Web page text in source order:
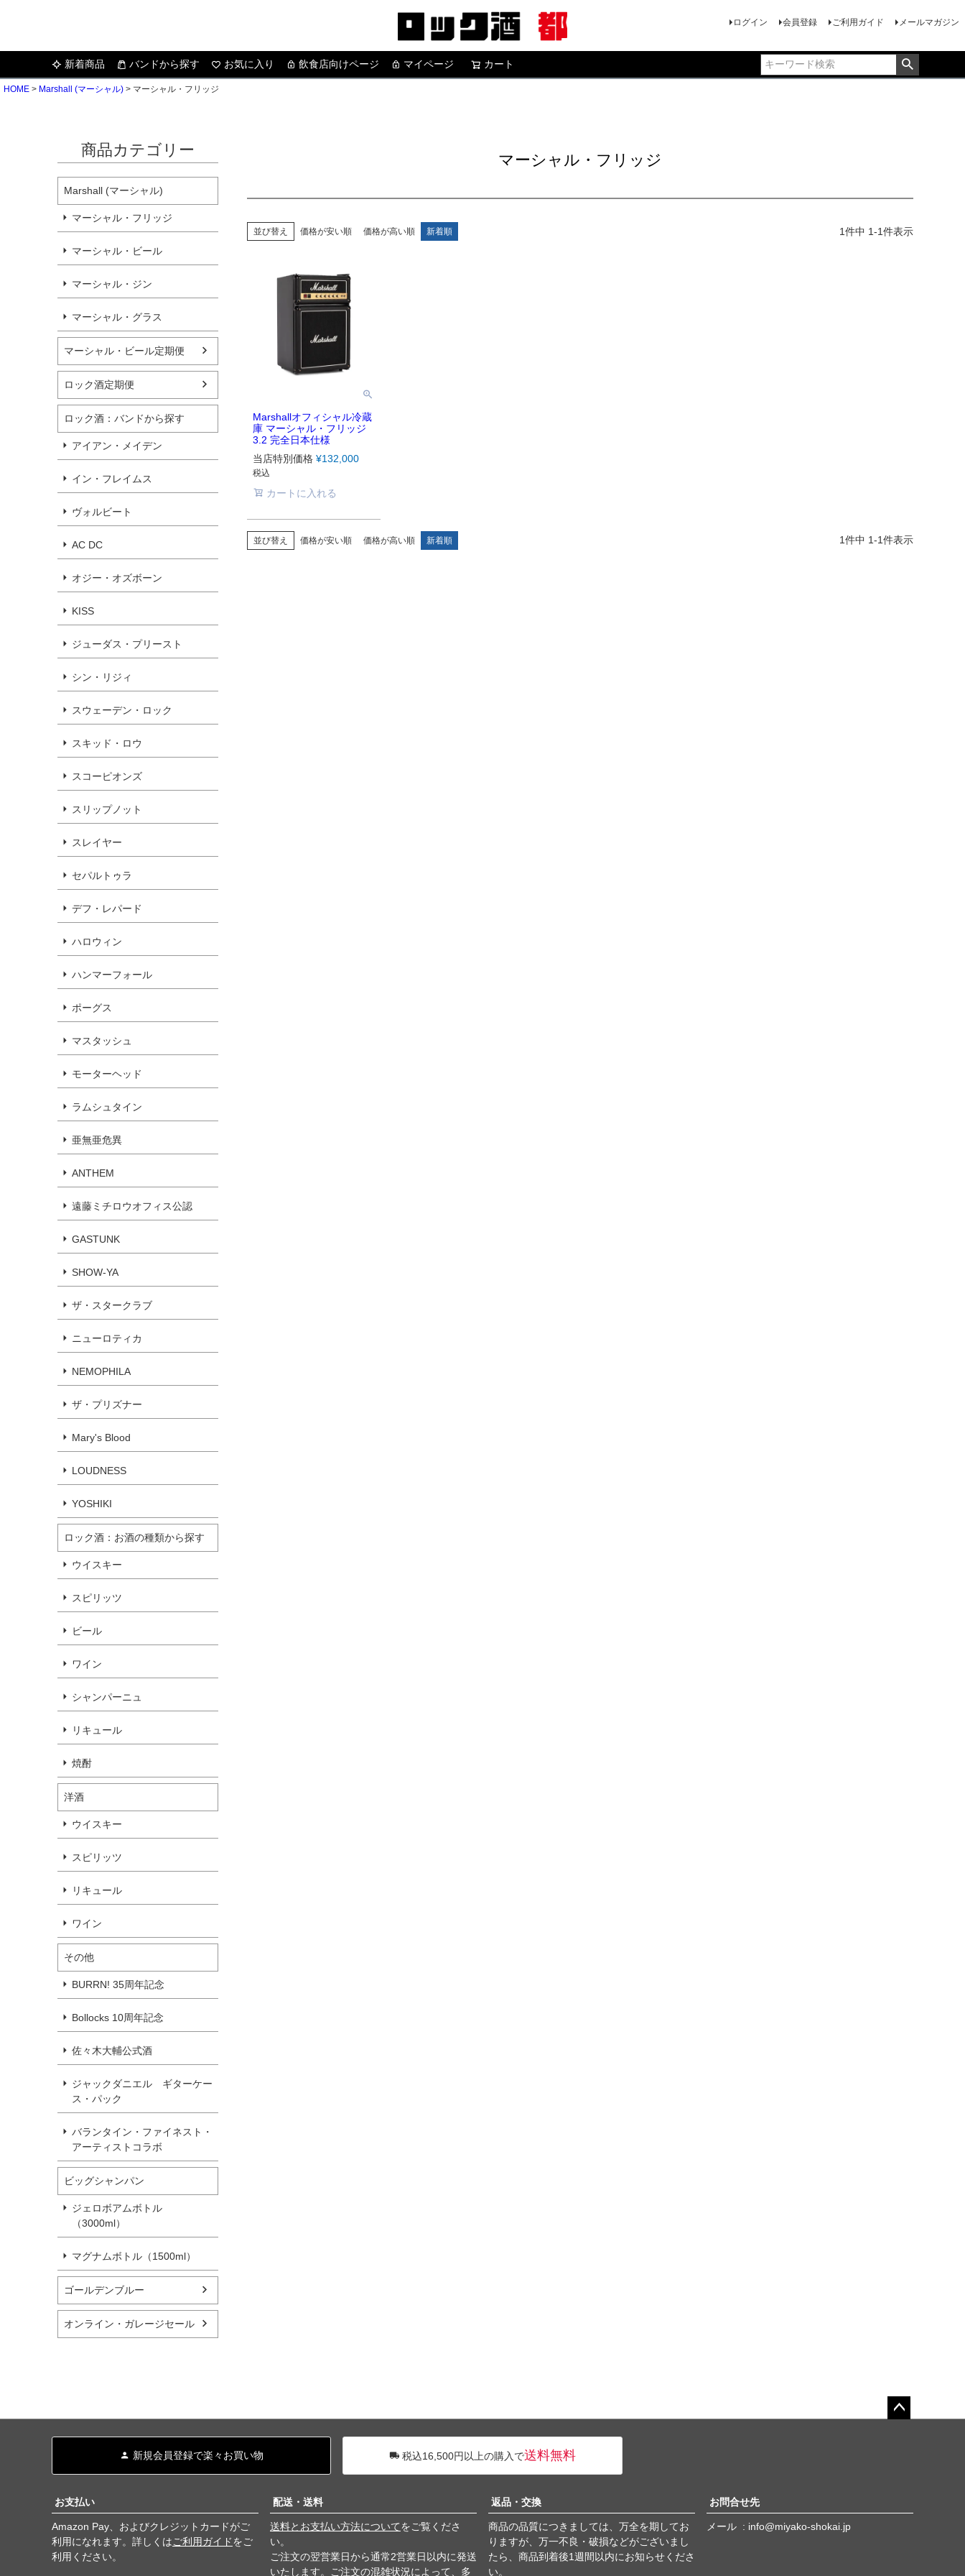
ログイン 会員登録 ご利用ガイド メールマガジン
新着商品 バンドから探す お気に入り 飲食店向けページ マイページ カート
HOME Marshall (マーシャル) マーシャル・フリッジ
商品カテゴリー
Marshall (マーシャル)
マーシャル・フリッジ
マーシャル・ビール
マーシャル・ジン
マーシャル・グラス
マーシャル・ビール定期便
ロック酒定期便
ロック酒：バンドから探す
アイアン・メイデン
イン・フレイムス
ヴォルビート
AC DC
オジー・オズボーン
KISS
ジューダス・プリースト
シン・リジィ
スウェーデン・ロック
スキッド・ロウ
スコーピオンズ
スリップノット
スレイヤー
セパルトゥラ
デフ・レパード
ハロウィン
ハンマーフォール
ポーグス
マスタッシュ
モーターヘッド
ラムシュタイン
亜無亜危異
ANTHEM
遠藤ミチロウオフィス公認
GASTUNK
SHOW-YA
ザ・スタークラブ
ニューロティカ
NEMOPHILA
ザ・プリズナー
Mary's Blood
LOUDNESS
YOSHIKI
ロック酒：お酒の種類から探す
ウイスキー
スピリッツ
ビール
ワイン
シャンパーニュ
リキュール
焼酎
洋酒
ウイスキー
スピリッツ
リキュール
ワイン
その他
BURRN! 35周年記念
Bollocks 10周年記念
佐々木大輔公式酒
ジャックダニエル ギターケー
ス・パック
バランタイン・ファイネスト・
アーティストコラボ
ビッグシャンパン
ジェロボアムボトル
（3000ml）
マグナムボトル（1500ml）
ゴールデンブルー
オンライン・ガレージセール
マーシャル・フリッジ
並び替え 価格が安い順 価格が高い順 新着順 1件中 1-1件表示
Marshallオフィシャル冷蔵
庫 マーシャル・フリッジ
3.2 完全日本仕様
当店特別価格 ¥132,000
税込
カートに入れる
並び替え 価格が安い順 価格が高い順 新着順 1件中 1-1件表示
新規会員登録で楽々お買い物 税込16,500円以上の購入で送料無料
お支払い
Amazon Pay、およびクレジットカードがご
利用になれます。詳しくはご利用ガイドをご
利用ください。
配送・送料
送料とお支払い方法についてをご覧くださ
い。
ご注文の翌営業日から通常2営業日以内に発送
いたします。ご注文の混雑状況によって、多
返品・交換
商品の品質につきましては、万全を期してお
りますが、万一不良・破損などがございまし
たら、商品到着後1週間以内にお知らせくださ
い。
お問合せ先
メール info@miyako-shokai.jp